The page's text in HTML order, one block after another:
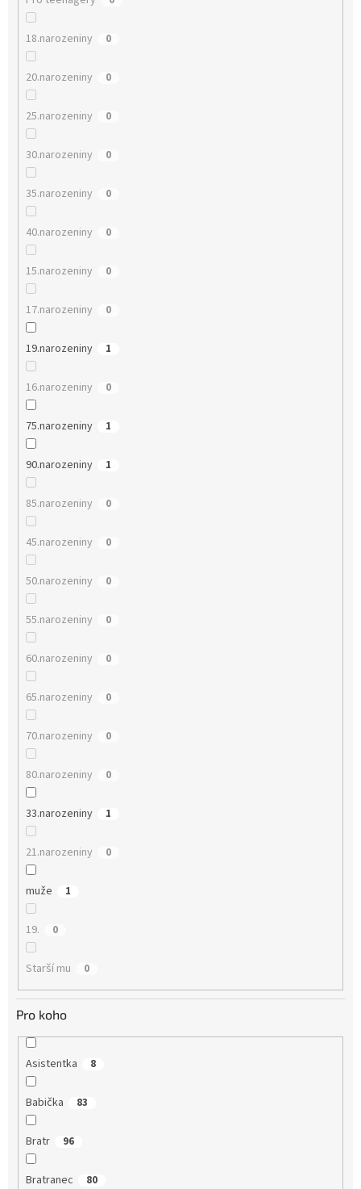
18.narozeniny 0
20.narozeniny 0
25.narozeniny 0
30.narozeniny 0
35.narozeniny 0
40.narozeniny 0
15.narozeniny 0
17.narozeniny 0
19.narozeniny 1
16.narozeniny 0
75.narozeniny 1
90.narozeniny 1
85.narozeniny 0
45.narozeniny 0
50.narozeniny 0
55.narozeniny 0
60.narozeniny 0
65.narozeniny 0
70.narozeniny 0
80.narozeniny 0
33.narozeniny 1
21.narozeniny 0
muže 1
19. 0
Starší mu 0
Pro koho
Asistentka 8
Babička 83
Bratr 96
Bratranec 80